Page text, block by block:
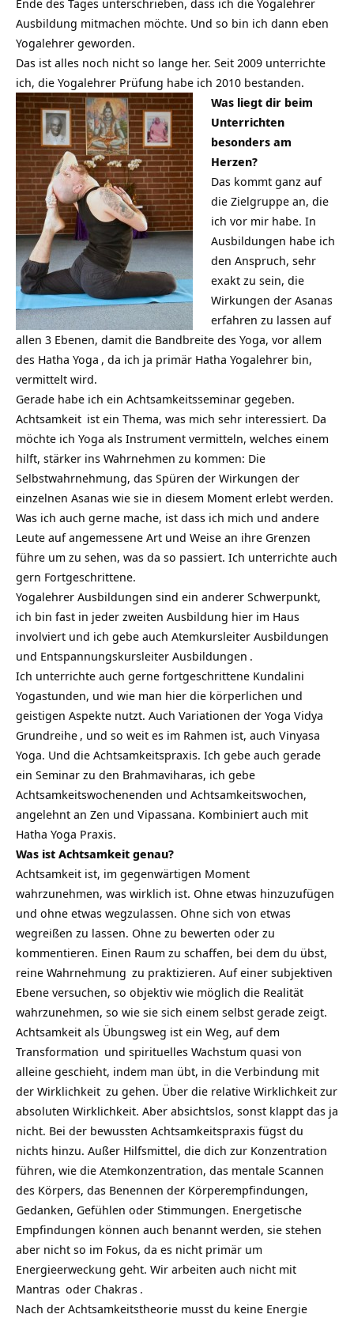
Ende des Tages unterschrieben, dass ich die Yogalehrer
Ausbildung mitmachen möchte. Und so bin ich dann eben
Yogalehrer geworden.
Das ist alles noch nicht so lange her. Seit 2009 unterrichte
ich, die Yogalehrer Prüfung habe ich 2010 bestanden.
Was liegt dir beim
Unterrichten
besonders am
Herzen?
Das kommt ganz auf
die Zielgruppe an, die
ich vor mir habe. In
Ausbildungen habe ich
den Anspruch, sehr
exakt zu sein, die
Wirkungen der Asanas
erfahren zu lassen auf
allen 3 Ebenen, damit die Bandbreite des Yoga, vor allem
des Hatha Yoga , da ich ja primär Hatha Yogalehrer bin,
vermittelt wird.
Gerade habe ich ein Achtsamkeitsseminar gegeben.
Achtsamkeit ist ein Thema, was mich sehr interessiert. Da
möchte ich Yoga als Instrument vermitteln, welches einem
hilft, stärker ins Wahrnehmen zu kommen: Die
Selbstwahrnehmung, das Spüren der Wirkungen der
einzelnen Asanas wie sie in diesem Moment erlebt werden.
Was ich auch gerne mache, ist dass ich mich und andere
Leute auf angemessene Art und Weise an ihre Grenzen
führe um zu sehen, was da so passiert. Ich unterrichte auch
gern Fortgeschrittene.
Yogalehrer Ausbildungen sind ein anderer Schwerpunkt,
ich bin fast in jeder zweiten Ausbildung hier im Haus
involviert und ich gebe auch Atemkursleiter Ausbildungen
und Entspannungskursleiter Ausbildungen .
Ich unterrichte auch gerne fortgeschrittene Kundalini
Yogastunden, und wie man hier die körperlichen und
geistigen Aspekte nutzt. Auch Variationen der Yoga Vidya
Grundreihe , und so weit es im Rahmen ist, auch Vinyasa
Yoga. Und die Achtsamkeitspraxis. Ich gebe auch gerade
ein Seminar zu den Brahmaviharas, ich gebe
Achtsamkeitswochenenden und Achtsamkeitswochen,
angelehnt an Zen und Vipassana. Kombiniert auch mit
Hatha Yoga Praxis.
Was ist Achtsamkeit genau?
Achtsamkeit ist, im gegenwärtigen Moment
wahrzunehmen, was wirklich ist. Ohne etwas hinzuzufügen
und ohne etwas wegzulassen. Ohne sich von etwas
wegreißen zu lassen. Ohne zu bewerten oder zu
kommentieren. Einen Raum zu schaffen, bei dem du übst,
reine Wahrnehmung zu praktizieren. Auf einer subjektiven
Ebene versuchen, so objektiv wie möglich die Realität
wahrzunehmen, so wie sie sich einem selbst gerade zeigt.
Achtsamkeit als Übungsweg ist ein Weg, auf dem
Transformation und spirituelles Wachstum quasi von
alleine geschieht, indem man übt, in die Verbindung mit
der Wirklichkeit zu gehen. Über die relative Wirklichkeit zur
absoluten Wirklichkeit. Aber absichtslos, sonst klappt das ja
nicht. Bei der bewussten Achtsamkeitspraxis fügst du
nichts hinzu. Außer Hilfsmittel, die dich zur Konzentration
führen, wie die Atemkonzentration, das mentale Scannen
des Körpers, das Benennen der Körperempfindungen,
Gedanken, Gefühlen oder Stimmungen. Energetische
Empfindungen können auch benannt werden, sie stehen
aber nicht so im Fokus, da es nicht primär um
Energieerweckung geht. Wir arbeiten auch nicht mit
Mantras oder Chakras .
Nach der Achtsamkeitstheorie musst du keine Energie